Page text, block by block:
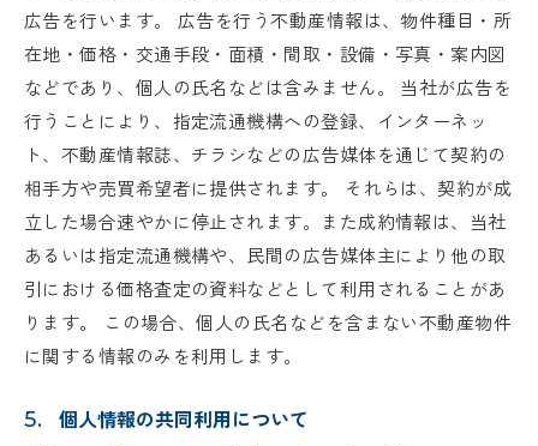
広告を行います。 広告を行う不動産情報は、物件種目・所
在地・価格・交通手段・面積・間取・設備・写真・案内図
などであり、個人の氏名などは含みません。 当社が広告を
行うことにより、指定流通機構への登録、インターネッ
ト、不動産情報誌、チラシなどの広告媒体を通じて契約の
相手方や売買希望者に提供されます。 それらは、契約が成
立した場合速やかに停止されます。また成約情報は、当社
あるいは指定流通機構や、民間の広告媒体主により他の取
引における価格査定の資料などとして利用されることがあ
ります。 この場合、個人の氏名などを含まない不動産物件
に関する情報のみを利用します。
5. 個人情報の共同利用について